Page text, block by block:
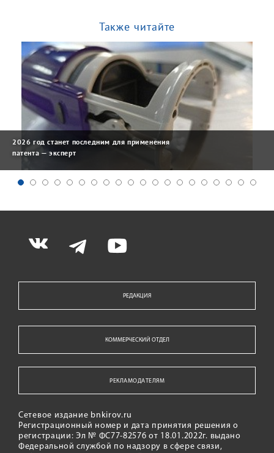
Также читайте
2026 год станет последним для применения
патента — эксперт
РЕДАКЦИЯ
КОММЕРЧЕСКИЙ ОТДЕЛ
РЕКЛАМОДАТЕЛЯМ
Сетевое издание bnkirov.ru
Регистрационный номер и дата принятия решения о
регистрации: Эл № ФС77-82576 от 18.01.2022г. выдано
Федеральной службой по надзору в сфере связи,